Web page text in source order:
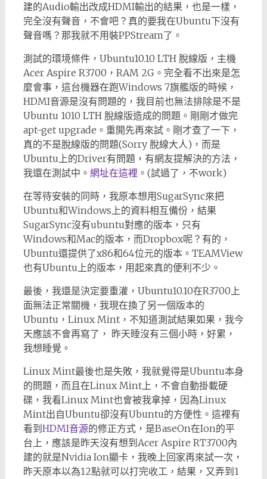
建的Audio輸出改成HDMI輸出的結果，也是一樣，
完全沒有聲音，不會吧？真的要我在Ubuntu下沒有
聲音嗎？那我就不用裝PPStream了。
測試的環境條件，Ubuntu10.10 LTH 脫線版，主機
Acer Aspire R3700，RAM 2G。完全看不出來是怎
麼會事，這台機器在跑Windows 7旗艦版的時候，
HDMI音源是沒有問題的，我目前也無法排除是不是
Ubuntu 1010 LTH 脫線版造成的問題。剛剛才做完
apt-get upgrade。重開先再來試。剛才查了一下，
真的不是脫線版的問題(Sorry 脫線大人)，而是
Ubuntu上的Driver有問題，有網友提解決的方法，
我還在測試中。 網址在這裡。 (試過了，不work)
在等待安裝的同時，我原本想用SugarSync來把
Ubuntu和Windows上的資料相互備份，結果
SugarSync沒有ubuntu對應的版本，只有
Windows和Mac的版本，而Dropbox呢？有的，
Ubuntu還提供了x86和64位元的版本。TEAMView
也有Ubuntu上的版本，用起來真的便利不少。
最後，我還是決定要重灌，Ubuntu10.10在R3700上
面無法正常關機，我現在換了另一個版本的
Ubuntu，Linux Mint，不知道測試結果如果，我今
天應該不會再寫了， 昨天睡沒有三個小時，好累，
我想睡覺。
Linux Mint最後也是失敗，我就覺得是Ubuntu本身
的問題，而且在Linux Mint上，不會自動掛載硬
碟，我看Linux Mint也會被我拿掉，因為Linux
Mint出自Ubuntu卻沒有Ubuntu的方便性。這裡有
看到 HDMI音源的修正方式，是BaseOn在Ion的平
台上，應該是昨天沒有想到Acer Aspire RT3700內
建的就是Nvidia Ion顯卡，我晚上回家再來試一次，
昨天原本以為12點就可以打完收工，結果，又弄到1